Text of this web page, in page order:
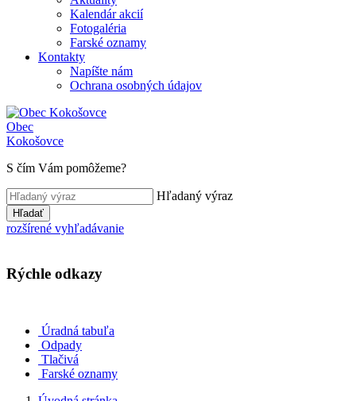
Kalendár akcií
Fotogaléria
Farské oznamy
Kontakty
Napíšte nám
Ochrana osobných údajov
Obec
Kokošovce
S čím Vám pomôžeme?
Hľadaný výraz
Hľadať
rozšírené vyhľadávanie
Rýchle odkazy
Úradná tabuľa
Odpady
Tlačivá
Farské oznamy